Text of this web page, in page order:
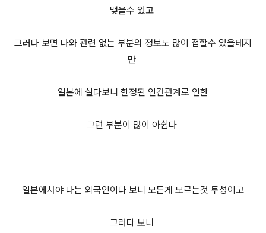
맺을수 있고
그러다 보면 나와 관련 없는 부분의 정보도 많이 접할수 있을테지
만
일본에 살다보니 한정된 인간관계로 인한
그런 부분이 많이 아쉽다
일본에서야 나는 외국인이다 보니 모든게 모르는것 투성이고
그러다 보니